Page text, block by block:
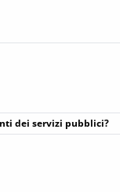
dei servizi pubblici?